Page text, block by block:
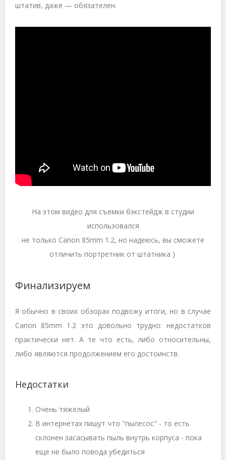
штатив, даже — обязателен.
На этом видео для съемки бэкстейдж в студии
использовался
не только Canon 85mm 1.2, но надеюсь, вы сможете
отличить портретник от штатника )
Финализируем
Я обычно в своих обзорах подвожу итоги, но в случае
Canon 85mm 1.2 это довольно трудно: недостатков
практически нет. А те что есть, либо относительны,
либо являются продолжением его достоинств.
Недостатки
Очень тяжелый
В интернетах пишут что "пылесос" - то есть
склонен засасывать пыль внутрь корпуса - пока
еще не было повода убедиться